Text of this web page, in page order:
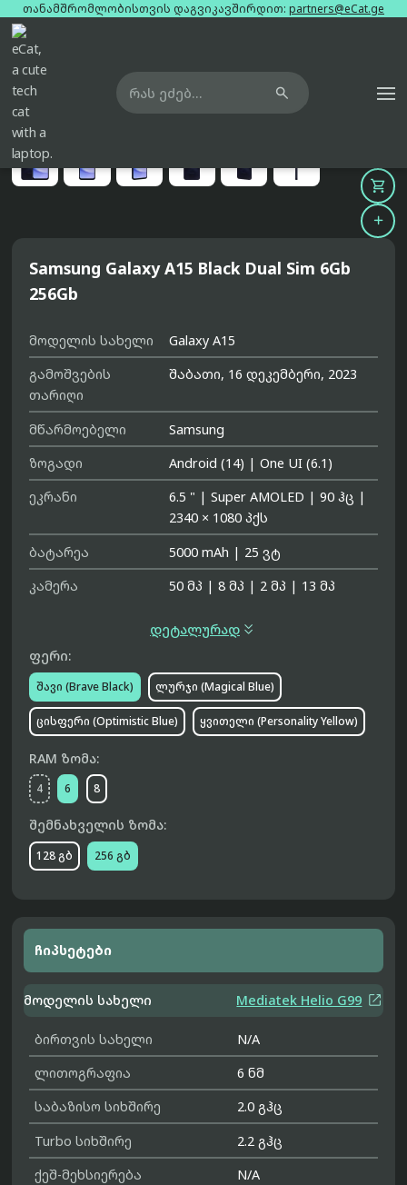
თანამშრომლობისთვის დაგვიკავშირდით: partners@eCat.ge

მთავარი ტელეფონები

Samsung Galaxy A15 Black Dual Sim 6Gb
256Gb
მოდელის სახელი
Galaxy A15
გამოშვების
თარიღი
შაბათი, 16 დეკემბერი, 2023
მწარმოებელი
Samsung
ზოგადი
Android (14) | One UI (6.1)
ეკრანი
6.5 " | Super AMOLED | 90 ჰც |
2340 × 1080 პქს
ბატარეა
5000 mAh | 25 ვტ
კამერა
50 მპ | 8 მპ | 2 მპ | 13 მპ
დეტალურად 
ფერი:
შავი (Brave Black) ლურჯი (Magical Blue)
ცისფერი (Optimistic Blue) ყვითელი (Personality Yellow)
RAM ზომა:
4 6 8
შემნახველის ზომა:
128 გბ 256 გბ


ჩიპსეტები
მოდელის სახელი Mediatek Helio G99 
ბირთვის სახელი
N/A
ლითოგრაფია
6 ნმ
საბაზისო სიხშირე
2.0 გჰც
Turbo სიხშირე
2.2 გჰც
ქეშ-მეხსიერება
N/A